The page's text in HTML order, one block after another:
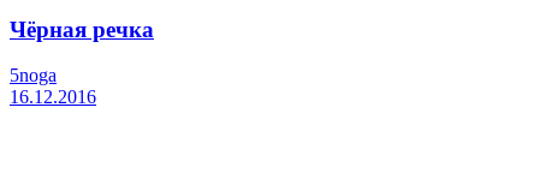
Чёрная речка
5noga
16.12.2016